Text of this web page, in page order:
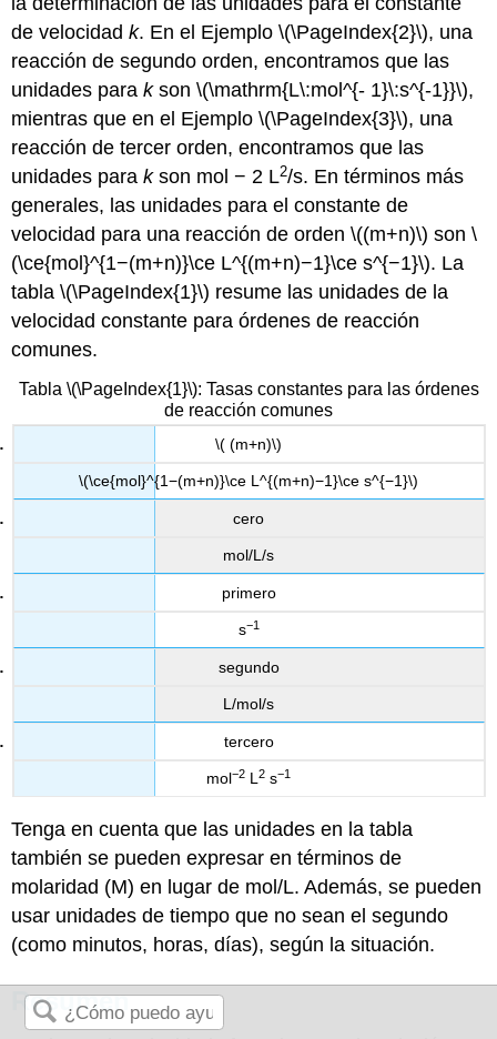
de velocidadk. En el Ejemplo \(\PageIndex{2}\), una
reacción de segundo orden, encontramos que las
unidades parakson \(\mathrm{L\:mol^{- 1}\:s^{-1}}\),
mientras que en el Ejemplo \(\PageIndex{3}\), una
reacción de tercer orden, encontramos que las
unidades parakson mol − 2 L2/s. En términos más
generales, las unidades para el constante de
velocidad para una reacción de orden \((m+n)\) son \
(\ce{mol}^{1−(m+n)}\ce L^{(m+n)−1}\ce s^{−1}\). La
tabla \(\PageIndex{1}\) resume las unidades de la
velocidad constante para órdenes de reacción
comunes.
Tabla \(\PageIndex{1}\): Tasas constantes para las órdenes
de reacción comunes
\( (m+n)\)
\(\ce{mol}^{1−(m+n)}\ce L^{(m+n)−1}\ce s^{−1}\)
cero
mol/L/s
primero
s−1
segundo
L/mol/s
tercero
mol−2 L2 s−1
Tenga en cuenta que las unidades en la tabla
también se pueden expresar en términos de
molaridad (M) en lugar de mol/L. Además, se pueden
usar unidades de tiempo que no sean el segundo
(como minutos, horas, días), según la situación.
Resumen